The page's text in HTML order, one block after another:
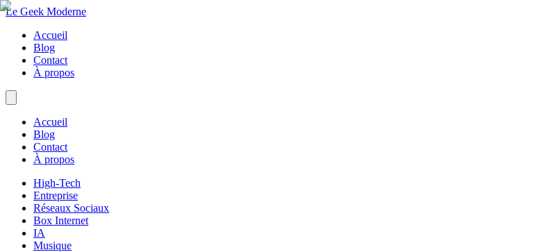
Le Geek Moderne
Accueil
Blog
Contact
À propos
Accueil
Blog
Contact
À propos
High-Tech
Entreprise
Réseaux Sociaux
Box Internet
IA
Musique